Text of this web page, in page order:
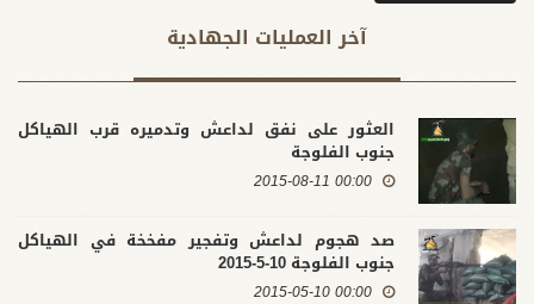
آخر العملیات الجهادية
العثور على نفق لداعش وتدميره قرب الهياكل
جنوب الفلوجة
00:00 2015-08-11
صد هجوم لداعش وتفجير مفخخة في الهياكل
جنوب الفلوجة 10-5-2015
00:00 2015-05-10